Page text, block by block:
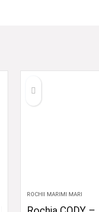
ROCHII MARIMI MARI